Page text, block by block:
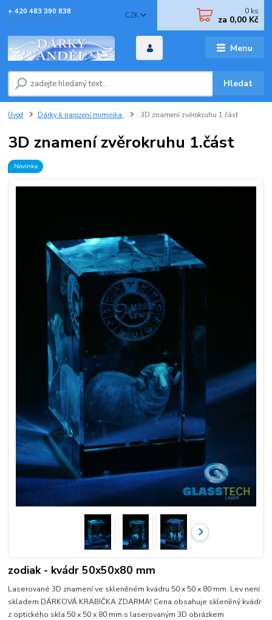
Menu
CZK
Hledat
+ 420 483 390 838
(Po-Pá 8-16 hod)
0 ks
za 0,00 Kč
Úvod Dárky k narození miminka 3D znamení zvěrokruhu 1.část
3D znamení zvěrokruhu 1.část
Novinka
zodiak - kvádr 50x50x80 mm
Laserované 3D znamení ve skleněném kvádru 50 x 50 x 80 mm. Lev není
skladem DÁRKOVÁ KRABIČKA ZDARMA! Cena obsahuje skleněný kvádr
z optického skla 50 x 50 x 80 mm s laserovaným 3D obrázkem